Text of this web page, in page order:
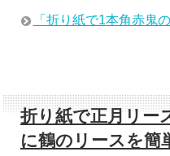
「折り紙で1本角赤鬼
折り紙で正月リー
に鶴のリースを簡